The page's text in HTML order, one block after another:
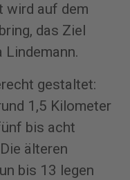
wird auf dem
das Ziel
Lindemann.
gestaltet:
1,5 Kilometer
bis acht
älteren
bis 13 legen